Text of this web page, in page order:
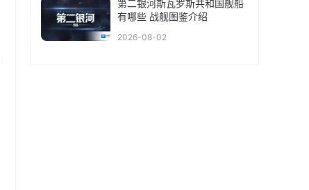
第二银河斯瓦罗斯共和国舰船
有哪些 战舰图鉴介绍
2026-08-02